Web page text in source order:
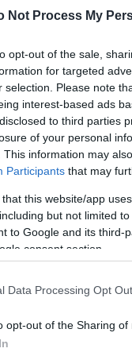
Not Process My
opt-out of the sale,
for targeted
selection. Please note
interest-based ads
to third parties
of your personal
This information may
Participants that may
that this website/app
but not limited
to Google and its third-
consent section.
Data Processing Opt
opt-out of the Sharing of
támogató civilek azt
napirendre a kérdést,
törvényi
2010-ben már elindított
akkor néhány száz
aláírásgyűjtő ívének
hitelesítette az OVB,
megtámadták, így
meg.
így szól:
napirendre azt, hogy
hogy a népi
sikerült
tájékoztatja. A